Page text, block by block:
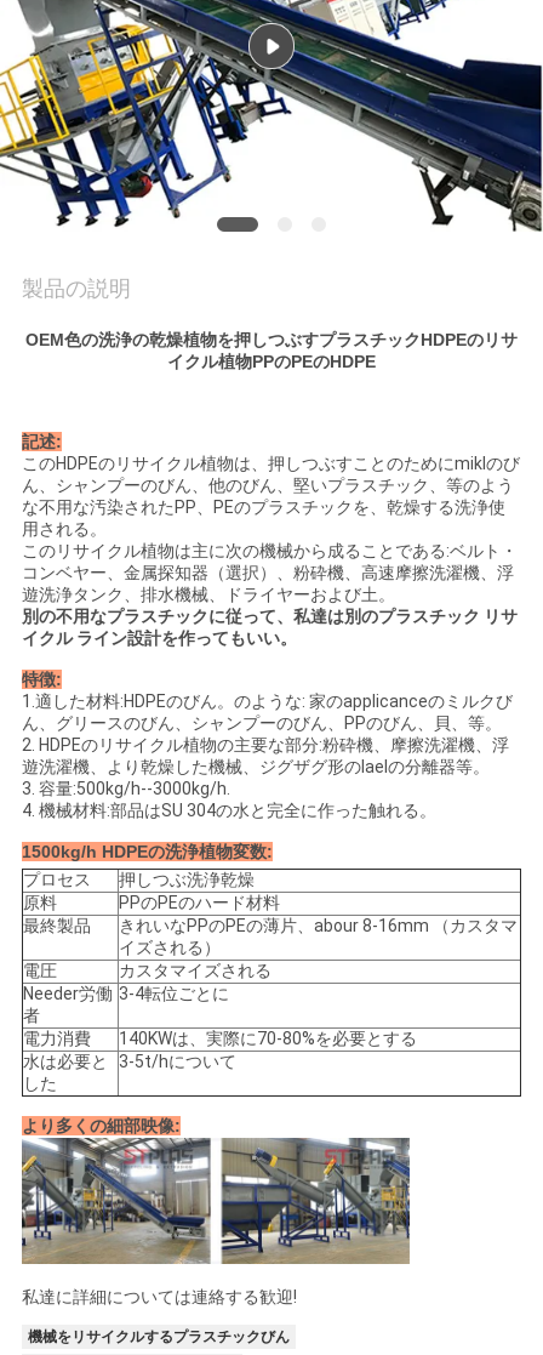
管
理
私
連
絡
な
さ
い
引
用
を
要
求
し
な
さ
い
COMPANY
NEWS
地
図
製品の説明
OEM色の洗浄の乾燥植物を押しつぶすプラスチックHDPEのリサ
イクル植物PPのPEのHDPE
記述:
このHDPEのリサイクル植物は、押しつぶすことのためにmiklのび
ん、シャンプーのびん、他のびん、堅いプラスチック、等のよう
な不用な汚染されたPP、PEのプラスチックを、乾燥する洗浄使
用される。
このリサイクル植物は主に次の機械から成ることである:ベルト・
コンベヤー、金属探知器（選択）、粉砕機、高速摩擦洗濯機、浮
遊洗浄タンク、排水機械、ドライヤーおよび土。
別の不用なプラスチックに従って、私達は別のプラスチック リサ
イクル ライン設計を作ってもいい。
特徴:
1.適した材料:HDPEのびん。のような: 家のapplicanceのミルクび
ん、グリースのびん、シャンプーのびん、PPのびん、貝、等。
2. HDPEのリサイクル植物の主要な部分:粉砕機、摩擦洗濯機、浮
遊洗濯機、より乾燥した機械、ジグザグ形のlaelの分離器等。
3. 容量:500kg/h--3000kg/h.
4. 機械材料:部品はSU 304の水と完全に作った触れる。
1500kg/h HDPEの洗浄植物変数:
プロセス
押しつぶ洗浄乾燥
原料
PPのPEのハード材料
最終製品
きれいなPPのPEの薄片、abour 8-16mm （カスタマ
イズされる）
電圧
カスタマイズされる
Needer労働
者
3-4転位ごとに
電力消費
140KWは、実際に70-80%を必要とする
水は必要と
した
3-5t/hについて
より多くの細部映像:
私達に詳細については連絡する歓迎!
機械をリサイクルするプラスチックびん